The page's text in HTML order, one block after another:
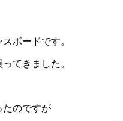
ボードです。
てきました。
たのですが